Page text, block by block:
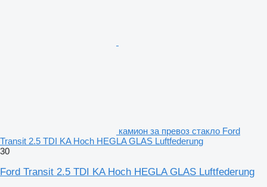
камион за превоз стакло Ford
Transit 2.5 TDI KA Hoch HEGLA GLAS Luftfederung
30
Ford Transit 2.5 TDI KA Hoch HEGLA GLAS Luftfederung